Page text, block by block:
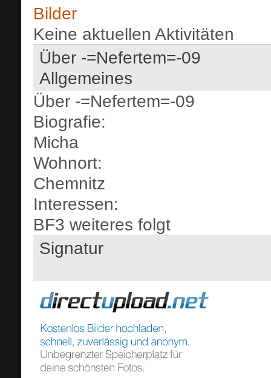
Bilder
Keine aktuellen Aktivitäten
Über -=Nefertem=-09
Allgemeines
Über -=Nefertem=-09
Biografie:
Micha
Wohnort:
Chemnitz
Interessen:
BF3 weiteres folgt
Signatur